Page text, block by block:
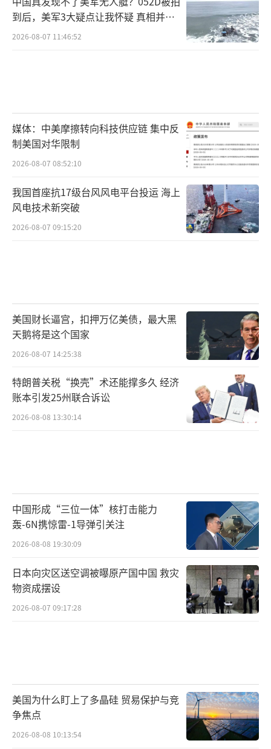
到后，美军3大疑点让我怀疑 真相并非
如此
2026-08-07 11:46:52
媒体：中美摩擦转向科技供应链 集中反
制美国对华限制
2026-08-07 08:52:10
我国首座抗17级台风风电平台投运 海上
风电技术新突破
2026-08-07 09:15:20
美国财长逼宫，扣押万亿美债，最大黑
天鹅将是这个国家
2026-08-07 14:25:38
特朗普关税“换壳”术还能撑多久 经济
账本引发25州联合诉讼
2026-08-08 13:30:14
中国形成“三位一体”核打击能力
轰-6N携惊雷-1导弹引关注
2026-08-08 19:30:09
日本向灾区送空调被曝原产国中国 救灾
物资成摆设
2026-08-07 09:17:28
美国为什么盯上了多晶硅 贸易保护与竞
争焦点
2026-08-08 10:13:54